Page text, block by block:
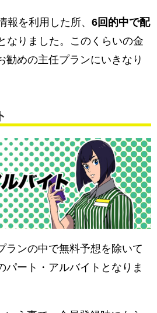
報を利用した所、 6回的中で配
なりました。このくらいの金
勧めの主任プランにいきなり
ランの中で無料予想を除いて
パート・アルバイトとなりま